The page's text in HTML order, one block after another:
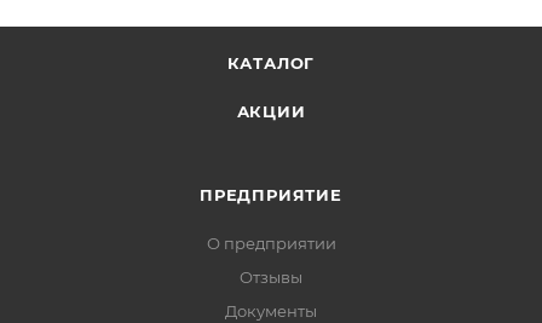
КАТАЛОГ
АКЦИИ
ПРЕДПРИЯТИЕ
О предприятии
Отзывы
Документы